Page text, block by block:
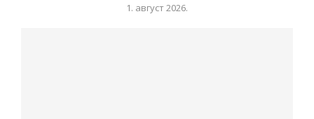
1. август 2026.